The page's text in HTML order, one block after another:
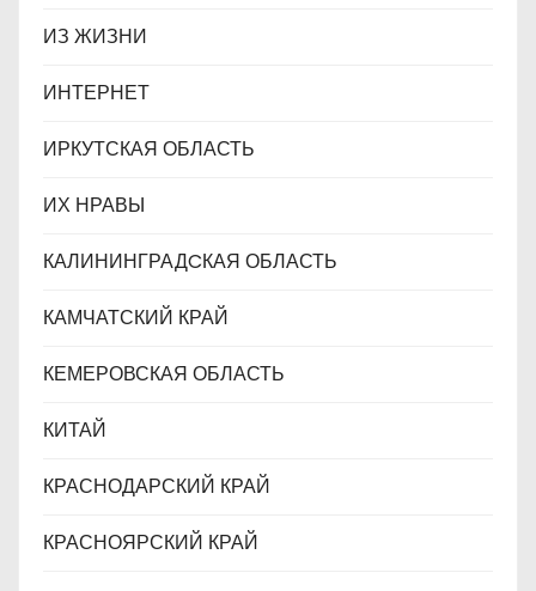
ИЗ ЖИЗНИ
ИНТЕРНЕТ
ИРКУТСКАЯ ОБЛАСТЬ
ИХ НРАВЫ
КАЛИНИНГРАДCКАЯ ОБЛАСТЬ
КАМЧАТСКИЙ КРАЙ
КЕМЕРОВСКАЯ ОБЛАСТЬ
КИТАЙ
КРАСНОДАРСКИЙ КРАЙ
КРАСНОЯРСКИЙ КРАЙ